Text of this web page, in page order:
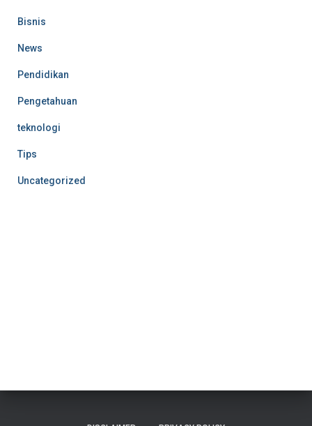
Bisnis
News
Pendidikan
Pengetahuan
teknologi
Tips
Uncategorized